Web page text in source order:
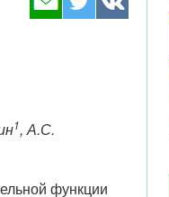
1, А.С.
функции